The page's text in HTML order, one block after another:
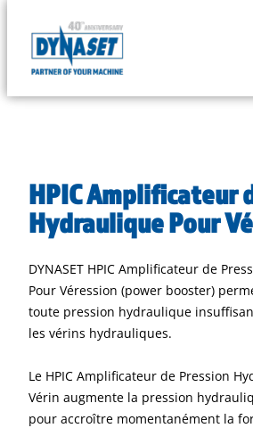
content
DYNASET
by
HPIC Amplificateur
Hydraulique Pour
DYNASET HPIC Amplificateur de
Pour Véression (power booster)
toute pression hydraulique
les vérins hydrauliques.
Le HPIC Amplificateur de Pression
Vérin augmente la pression
pour accroître momentanément la